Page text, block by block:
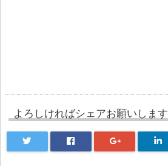
よろしければシェアお願いします